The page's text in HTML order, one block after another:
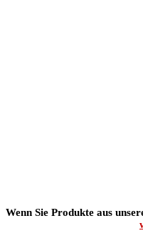
Wenn Sie Produkte aus